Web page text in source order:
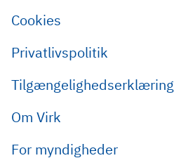
Cookies
Privatlivspolitik
Tilgængelighedserklæring
Om Virk
For myndigheder